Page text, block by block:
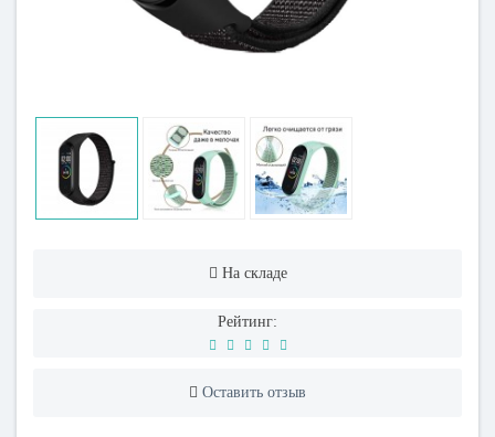
На складе
Рейтинг:
Оставить отзыв